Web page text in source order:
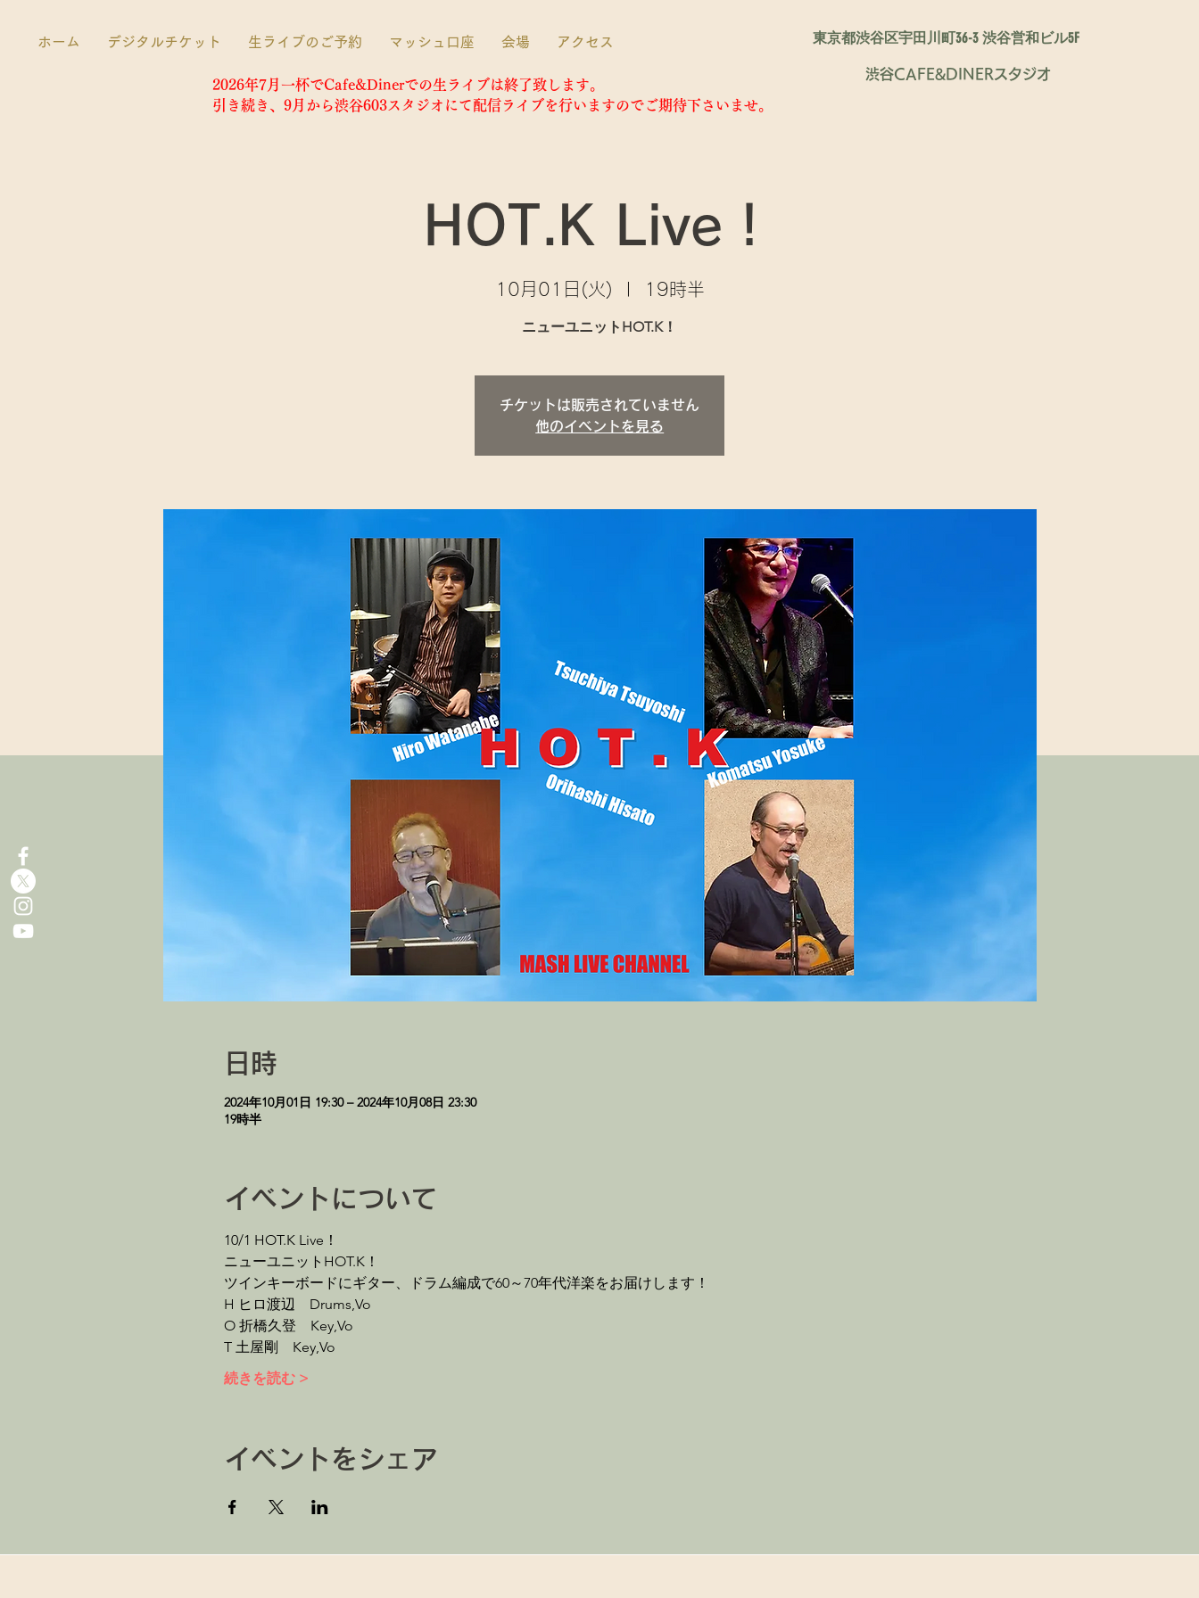
ホーム デジタルチケット 生ライブのご予約 マッシュ口座 会場 アクセス 東京都渋谷区宇田川町36-3 渋谷営和ビル5F
2026年7月一杯でCafe&Dinerでの生ライブは終了致します。
​引き続き、9月から渋谷603スタジオにて配信ライブを行いますのでご期待下さいませ。
渋谷CAFE&DINERスタジオ
HOT.K Live！
10月01日(火) 19時半
ニューユニットHOT.K！
チケットは販売されていません
他のイベントを見る
日時
2024年10月01日 19:30 – 2024年10月08日 23:30
19時半
イベントについて
10/1 HOT.K Live！
ニューユニットHOT.K！
ツインキーボードにギター、ドラム編成で60～70年代洋楽をお届けします！
H ヒロ渡辺　Drums,Vo
O 折橋久登　Key,Vo
T 土屋剛　Key,Vo
続きを読む >
イベントをシェア